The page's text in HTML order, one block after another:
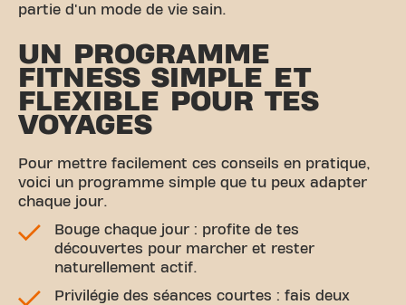
partie d'un mode de vie sain.
UN PROGRAMME
FITNESS SIMPLE ET
FLEXIBLE POUR TES
VOYAGES
Pour mettre facilement ces conseils en pratique,
voici un programme simple que tu peux adapter
chaque jour.
Bouge chaque jour : profite de tes
découvertes pour marcher et rester
naturellement actif.
Privilégie des séances courtes : fais deux